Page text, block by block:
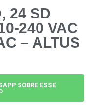
24 SD
240 VAC
– ALTUS
SOBRE ESSE